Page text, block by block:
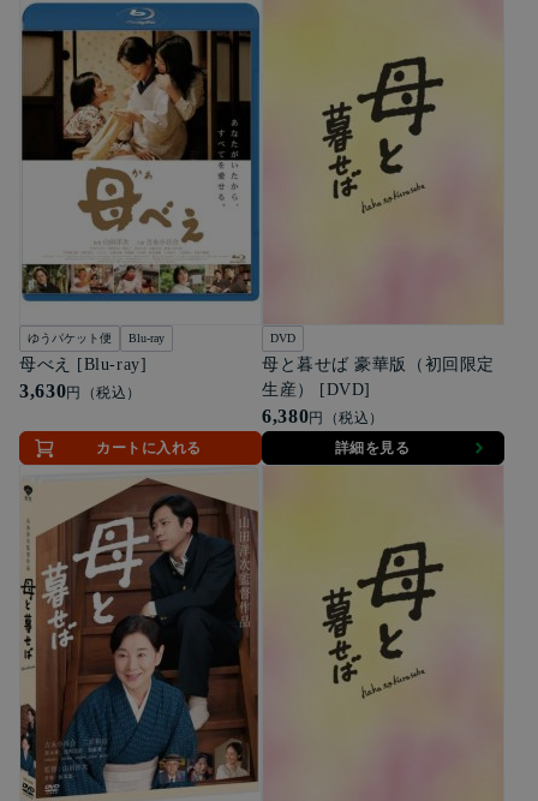
ゆうパケット便 Blu-ray
母べえ [Blu-ray]
3,630円（税込）
カートに入れる
DVD
母と暮せば 豪華版（初回限定
生産） [DVD]
6,380円（税込）
詳細を見る